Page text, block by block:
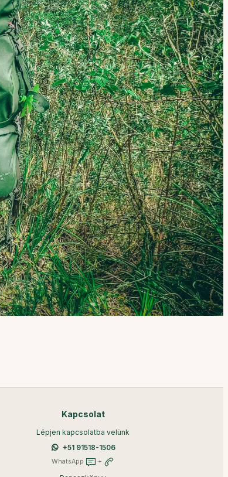
Kapcsolat
Lépjen kapcsolatba velünk
+51 91518-1506
WhatsApp +